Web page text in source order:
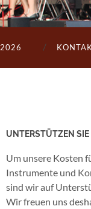
UNTERSTÜTZEN
Um unsere Kosten
Instrumente und
sind wir auf
Wir freuen uns